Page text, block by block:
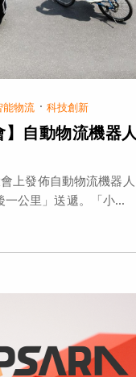
能物流 · 科技創新
】自動物流機器
上發佈自動物流機器
公里」送遞。「小...